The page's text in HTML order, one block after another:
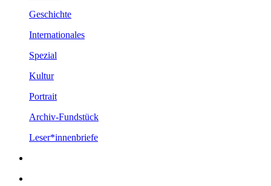
Geschichte
Internationales
Spezial
Kultur
Portrait
Archiv-Fundstück
Leser*innenbriefe